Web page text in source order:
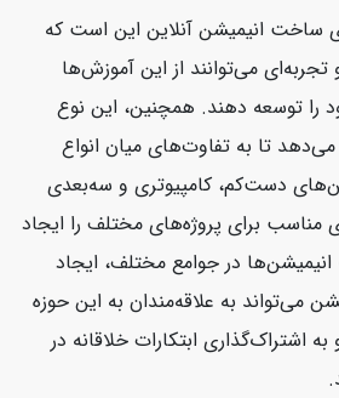
ساخت انیمیشن آنلاین این است که
می‌توانند از این آموزش‌ها
را توسعه دهند. همچنین، این نوع
تا به تفاوت‌های میان انواع
دست‌کم، کامپیوتری و سه‌بعدی
برای پروژه‌های مختلف را ایجاد
در جوامع مختلف، ایجاد
به علاقه‌مندان به این حوزه
اشتراک‌گذاری ابتکارات خلاقانه در